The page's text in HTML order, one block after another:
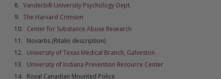
Vanderbilt University Psychology Dept.
The Harvard Crimson
Center for Substance Abuse Research
Novartis (Ritalin description)
University of Texas Medical Branch, Galveston
University of Indiana Prevention Resource Center
Royal Canadian Mounted Police